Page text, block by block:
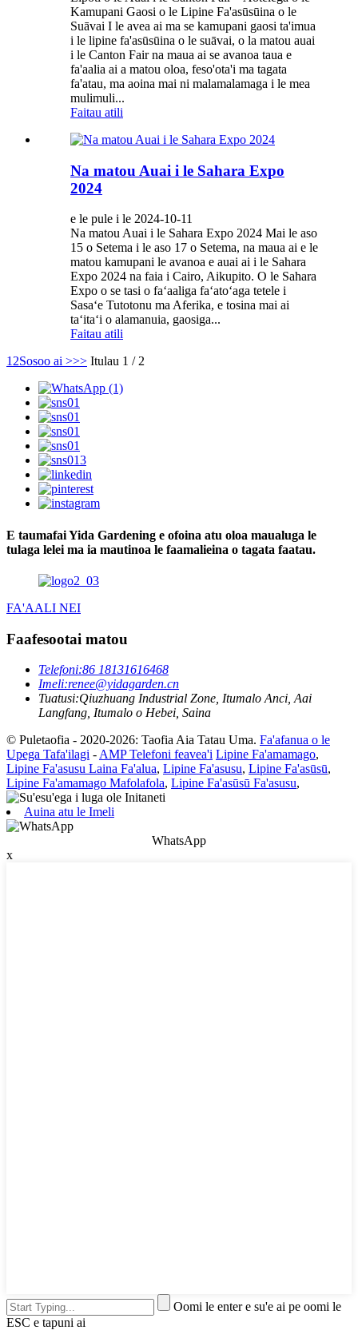
Kamupani Gaosi o le Lipine Fa'asūsūina o le
Suāvai I le avea ai ma se kamupani gaosi ta'imua
i le lipine fa'asūsūina o le suāvai, o la matou auai
i le Canton Fair na maua ai se avanoa taua e
fa'aalia ai a matou oloa, feso'ota'i ma tagata
fa'atau, ma aoina mai ni malamalamaga i le mea
mulimuli...
Faitau atili
Na matou Auai i le Sahara Expo
2024
e le pule i le 2024-10-11
Na matou Auai i le Sahara Expo 2024 Mai le aso
15 o Setema i le aso 17 o Setema, na maua ai e le
matou kamupani le avanoa e auai ai i le Sahara
Expo 2024 na faia i Cairo, Aikupito. O le Sahara
Expo o se tasi o faʻaaliga faʻatoʻaga tetele i
Sasaʻe Tutotonu ma Aferika, e tosina mai ai
taʻitaʻi o alamanuia, gaosiga...
Faitau atili
1 2Sosoo ai >>> Itulau 1 / 2
E taumafai Yida Gardening e ofoina atu oloa maualuga le
tulaga lelei ma ia mautinoa le faamalieina o tagata faatau.
FA'AALI NEI
Faafesootai matou
Telefoni:86 18131616468
Imeli:renee@yidagarden.cn
Tuatusi:Qiuzhuang Industrial Zone, Itumalo Anci, Aai
Langfang, Itumalo o Hebei, Saina
© Puletaofia - 2020-2026: Taofia Aia Tatau Uma. Fa'afanua o le
Upega Tafa'ilagi - AMP Telefoni feavea'i Lipine Fa'amamago,
Lipine Fa'asusu Laina Fa'alua, Lipine Fa'asusu, Lipine Fa'asūsū,
Lipine Fa'amamago Mafolafola, Lipine Fa'asūsū Fa'asusu,
Auina atu le Imeli
WhatsApp
x
Oomi le enter e su'e ai pe oomi le
ESC e tapuni ai